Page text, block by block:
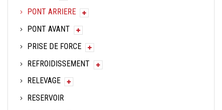
PONT ARRIERE
PONT AVANT
PRISE DE FORCE
REFROIDISSEMENT
RELEVAGE
RESERVOIR